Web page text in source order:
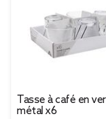
Tasse à café en
métal x6